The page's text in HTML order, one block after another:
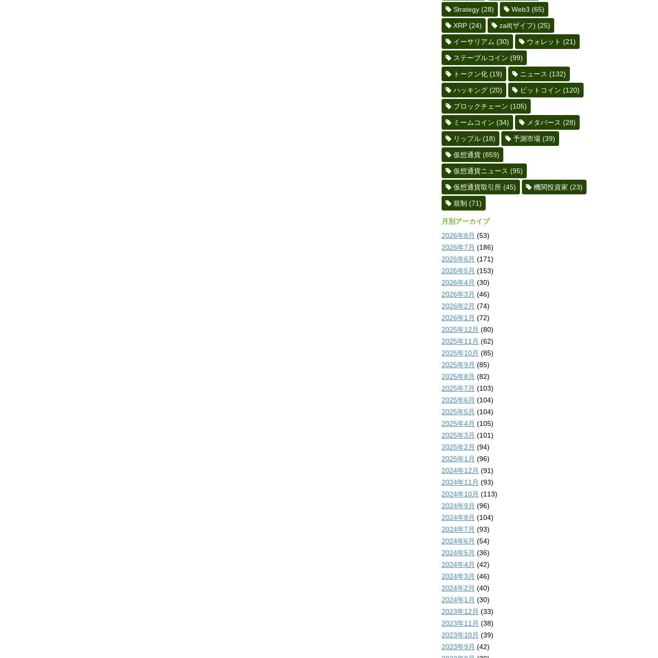
Strategy (28) Web3 (65)
XRP (24) zaif(ザイフ) (25)
イーサリアム (30) ウォレット (21)
ステーブルコイン (99)
トークン化 (19) ニュース (132)
ハッキング (20) ビットコイン (120)
ブロックチェーン (105)
ミームコイン (34) メタバース (28)
リップル (18) 予測市場 (39)
仮想通貨 (859)
仮想通貨ニュース (95)
仮想通貨取引所 (45) 機関投資家 (23)
規制 (71)
月別アーカイブ
2026年8月 (53)
2026年7月 (186)
2026年6月 (171)
2026年5月 (153)
2026年4月 (30)
2026年3月 (46)
2026年2月 (74)
2026年1月 (72)
2025年12月 (80)
2025年11月 (62)
2025年10月 (85)
2025年9月 (85)
2025年8月 (82)
2025年7月 (103)
2025年6月 (104)
2025年5月 (104)
2025年4月 (105)
2025年3月 (101)
2025年2月 (94)
2025年1月 (96)
2024年12月 (91)
2024年11月 (93)
2024年10月 (113)
2024年9月 (96)
2024年8月 (104)
2024年7月 (93)
2024年6月 (54)
2024年5月 (36)
2024年4月 (42)
2024年3月 (46)
2024年2月 (40)
2024年1月 (30)
2023年12月 (33)
2023年11月 (38)
2023年10月 (39)
2023年9月 (42)